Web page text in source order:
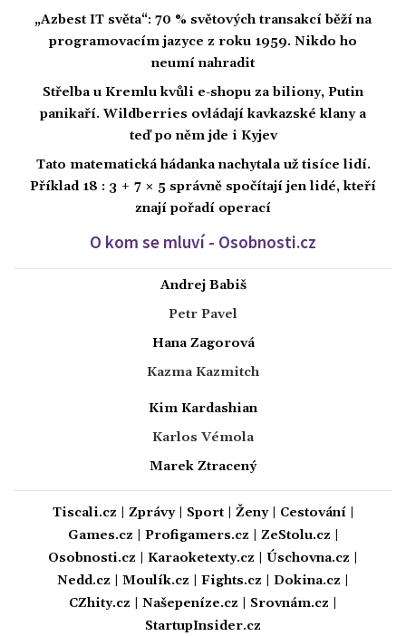
„Azbest IT světa“: 70 % světových transakcí běží na
programovacím jazyce z roku 1959. Nikdo ho
neumí nahradit
Střelba u Kremlu kvůli e-shopu za biliony, Putin
panikaří. Wildberries ovládají kavkazské klany a
teď po něm jde i Kyjev
Tato matematická hádanka nachytala už tisíce lidí.
Příklad 18 : 3 + 7 × 5 správně spočítají jen lidé, kteří
znají pořadí operací
O kom se mluví - Osobnosti.cz
Andrej Babiš
Petr Pavel
Hana Zagorová
Kazma Kazmitch
Kim Kardashian
Karlos Vémola
Marek Ztracený
Tiscali.cz Zprávy| Sport| Ženy| Cestování|
Games.cz
Profigamers.cz ZeStolu.cz
Osobnosti.cz
Karaoketexty.cz Úschovna.cz
Nedd.cz
Moulík.cz Fights.cz Dokina.cz
CZhity.cz
Našepeníze.cz Srovnám.cz
StartupInsider.cz